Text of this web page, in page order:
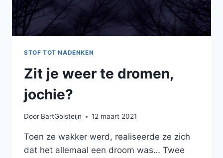
STOF TOT NADENKEN
Zit je weer te dromen,
jochie?
Door BartGolsteijn 12 maart 2021
Toen ze wakker werd, realiseerde ze zich
dat het allemaal een droom was… Twee